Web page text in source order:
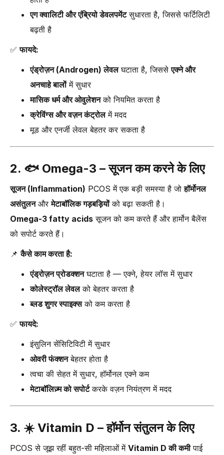
एग क्वालिटी और एंब्रियो डेवलपमेंटसुधारता है, जिससे फर्टिलिटी
बढ़ती है
✅फायदे:
एंड्रोज़न (Androgen) लेवलघटाता है, जिससेएक्ने और
अनचाहे बालोंमें सुधार
मासिक धर्म और ओवुलेशनको नियमित करता है
क्रेविंग्स और वज़न कंट्रोलमें मदद
मूड और एनर्जी लेवल बेहतर कर सकता है
2. 🐟 Omega-3 – सूजन कम करने के लिए
सूजन (Inflammation) PCOS में एक बड़ी समस्या है जोहॉर्मोनल
असंतुलनऔरमेटाबॉलिक गड़बड़ियोंको बढ़ा सकती है।
Omega-3 fatty acids सूजन को कम करते हैं और हार्मोन बैलेंस
को सपोर्ट करते हैं।
📌कैसे काम करता है:
एंड्रोज़न प्रोडक्शनघटाता है — एक्ने, हेयर लॉस में सुधार
कोलेस्ट्रॉल लेवलको बेहतर करता है
ब्लड शुगर स्पाइक्सको कम करता है
✅फायदे:
इंसुलिन सेंसिटिविटी में सुधार
ओवरी फंक्शनबेहतर होता है
त्वचा की सेहत में सुधार, हॉर्मोनल एक्ने कम
मेटाबॉलिज़्म को सपोर्टकरके वज़न नियंत्रण में मदद
3. ☀️ Vitamin D – हॉर्मोन संतुलन के लिए
PCOS से जूझ रहीं बहुत-सी महिलाओं में Vitamin D की कमीपाई